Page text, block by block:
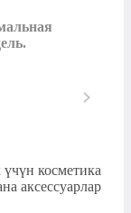
косметика
аксессуарлар